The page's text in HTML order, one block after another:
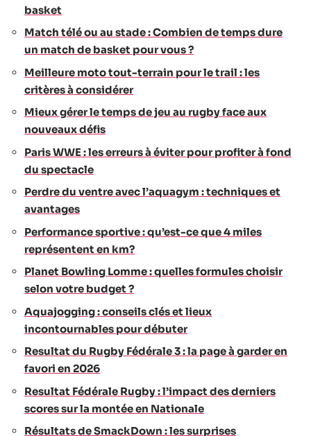
basket
Match télé ou au stade : Combien de temps dure
un match de basket pour vous ?
Meilleure moto tout-terrain pour le trail : les
critères à considérer
Mieux gérer le temps de jeu au rugby face aux
nouveaux défis
Paris WWE : les erreurs à éviter pour profiter à fond
du spectacle
Perdre du ventre avec l’aquagym : techniques et
avantages
Performance sportive : qu’est-ce que 4 miles
représentent en km?
Planet Bowling Lomme : quelles formules choisir
selon votre budget ?
Aquajogging : conseils clés et lieux
incontournables pour débuter
Resultat du Rugby Fédérale 3 : la page à garder en
favori en 2026
Resultat Fédérale Rugby : l’impact des derniers
scores sur la montée en Nationale
Résultats de SmackDown : les surprises